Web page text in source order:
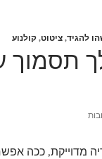
להגיד, ציטוט, קולנוע
תסמוך
מדוייקת, ככה